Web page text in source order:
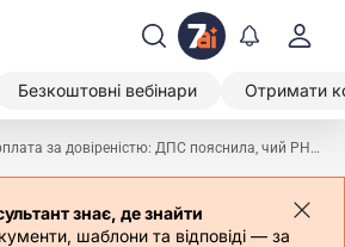
Безкоштовні вебінари Отримати
Зарплата за довіреністю: ДПС пояснила, чий РНОКПП вказувати у 4ДФ
знає, де знайти
шаблони та відповіді — за